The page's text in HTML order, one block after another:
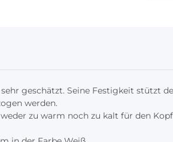
geschätzt. Seine Festigkeit stützt
werden.
zu warm noch zu kalt für den